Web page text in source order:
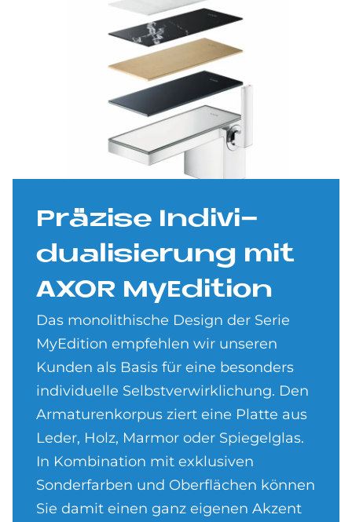
Prä­zi­se In­di­vi­
dua­li­sie­rung mit
AXOR My­Edi­ti­on
Das monolithische Design der Serie
MyEdition empfehlen wir unseren
Kunden als Basis für eine besonders
individuelle Selbstverwirklichung. Den
Armaturenkorpus ziert eine Platte aus
Leder, Holz, Marmor oder Spiegelglas.
In Kombination mit exklusiven
Sonderfarben und Oberflächen können
Sie damit einen ganz eigenen Akzent